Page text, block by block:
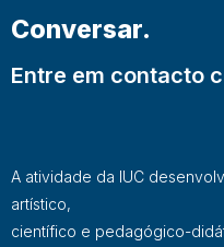
Conversar.
Entre em contacto
A atividade da IUC
artístico,
científico e pedagógico-